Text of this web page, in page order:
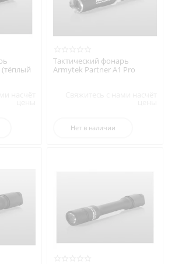
Тактический фонарь
Armytek Partner A1 Pro
Нет в наличии